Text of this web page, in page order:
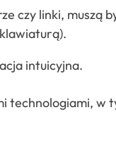
czy linki, muszą
intuicyjna.
technologiami, w